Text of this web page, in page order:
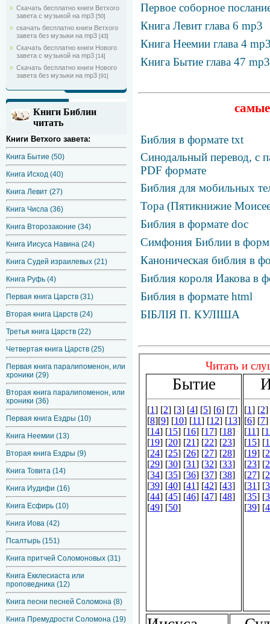
Скачать бесплатно книги Ветхого
завета с музыкой на mp3 [50]
скачать бесплатно книги Ветхого
завета без музыки на mp3 [43]
Скачать бесплатно книги Нового
завета с музыкой на mp3 [14]
Скачать бесплатно книги Нового
завета без музыки на mp3 [91]
Книги Библии
читать
Книги Ветхого завета:
Книга Бытие (50)
Книга Исход (40)
Книга Левит (27)
Книга Числа (36)
Книга Второзаконие (34)
Книга Иисуса Навина (24)
Книга Судей израилевых (21)
Книга Руфь (4)
Первая книга Царств (31)
Вторая книга Царств (24)
Третья книга Царств (22)
Четвертая книга Царств (25)
Первая книга паралипоменон, или
хроники (29)
Вторая книга паралипоменон, или
хроники (36)
Первая книга Ездры (10)
Книга Неемии (13)
Вторая книга Ездры (9)
Книга Товита (14)
Книга Иудифи (16)
Книга Есфирь (10)
Книга Иова (42)
Псалтырь (151)
Книга притчей Соломоновых (31)
Книга Екклесиаста или
проповедника (12)
Книга песни песней Соломона (8)
Книга Премудрости Соломона (19)
Первое соборное
Книга Левит глава 6 mp3
Книга Неемии глава 4
Книга Бытие глава 47 mp3
Библия в формате txt
Синодальный перевод, с
PDF формате
Библия для мобильных
Тора (Пятикнижие
Библия в формате doc
Симфония Библии в
Каноническая библия в
Библия короля Иакова в
Библия в формате html
БІБЛІЯ П. КУЛІША